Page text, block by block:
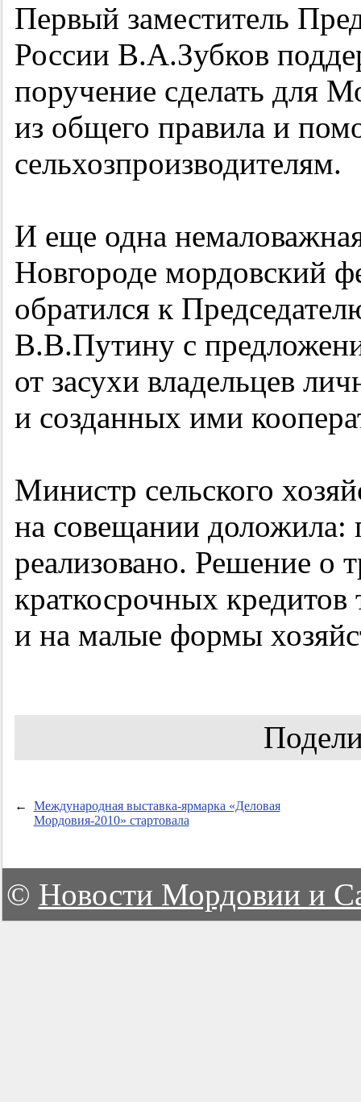
Первый заместитель
России В.А.Зубков
поручение сделать для
из общего правила и
сельхозпроизводителям.
И еще одна
Новгороде мордовский
обратился к
В.В.Путину с
от засухи владельцев
и созданных ими
Министр сельского
на совещании
реализовано. Решение о
краткосрочных кредитов
и на малые формы
←
Международная выставка-ярмарка «Деловая
Мордовия-2010» стартовала
© Новости Мордовии и